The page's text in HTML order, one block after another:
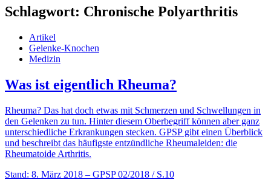
Schlagwort: Chronische Polyarthritis
Artikel
Gelenke-Knochen
Medizin
Was ist eigentlich Rheuma?
Rheuma? Das hat doch etwas mit Schmerzen und Schwellungen in
den Gelenken zu tun. Hinter diesem Oberbegriff können aber ganz
unterschiedliche Erkrankungen stecken. GPSP gibt einen Überblick
und beschreibt das häufigste entzündliche Rheumaleiden: die
Rheumatoide Arthritis.
Stand: 8. März 2018 – GPSP 02/2018 / S.10